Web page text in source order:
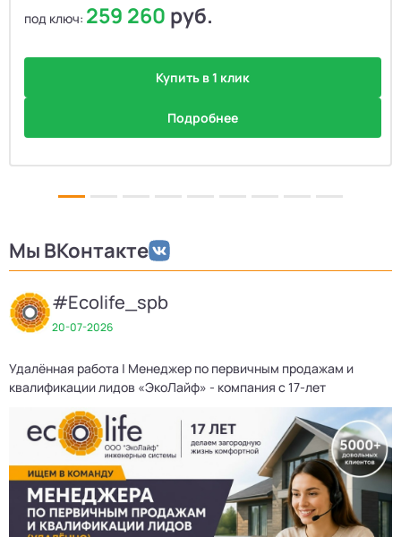
под ключ: 259 260 руб.
Купить в 1 клик
Подробнее
Мы ВКонтакте
#Ecolife_spb
20-07-2026
Удалённая работа | Менеджер по первичным продажам и
квалификации лидов «ЭкоЛайф» - компания с 17-лет